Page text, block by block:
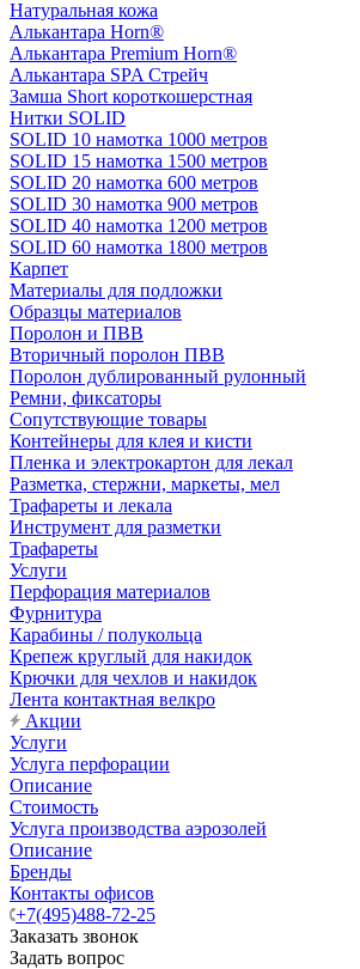
Натуральная кожа
Алькантара Horn®
Алькантара Premium Horn®
Алькантара SPA Стрейч
Замша Short короткошерстная
Нитки SOLID
SOLID 10 намотка 1000 метров
SOLID 15 намотка 1500 метров
SOLID 20 намотка 600 метров
SOLID 30 намотка 900 метров
SOLID 40 намотка 1200 метров
SOLID 60 намотка 1800 метров
Карпет
Материалы для подложки
Образцы материалов
Поролон и ПВВ
Вторичный поролон ПВВ
Поролон дублированный рулонный
Ремни, фиксаторы
Сопутствующие товары
Контейнеры для клея и кисти
Пленка и электрокартон для лекал
Разметка, стержни, маркеты, мел
Трафареты и лекала
Инструмент для разметки
Трафареты
Услуги
Перфорация материалов
Фурнитура
Карабины / полукольца
Крепеж круглый для накидок
Крючки для чехлов и накидок
Лента контактная велкро
Акции
Услуги
Услуга перфорации
Описание
Стоимость
Услуга производства аэрозолей
Описание
Бренды
Контакты офисов
+7(495)488-72-25
Заказать звонок
Задать вопрос